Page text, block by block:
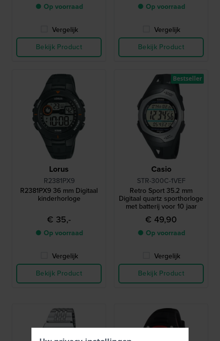
● Op voorraad
Vergelijk
Bekijk Product
● Op voorraad
Vergelijk
Bekijk Product
Lorus
R2381PX9
R2381PX9 36 mm Digitaal
kinderhorloge
€ 35,-
● Op voorraad
Vergelijk
Bekijk Product
Casio
STR-300C-1VEF
Retro Sport 35.2 mm
Digitaal quartz sporthorloge
met batterij voor 10 jaar
€ 49,90
● Op voorraad
Vergelijk
Bekijk Product
Bestseller